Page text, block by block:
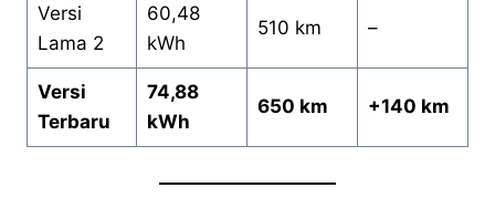
Versi
Lama 2
60,48
kWh
510 km –
Versi
Terbaru
74,88
kWh
650 km +140 km